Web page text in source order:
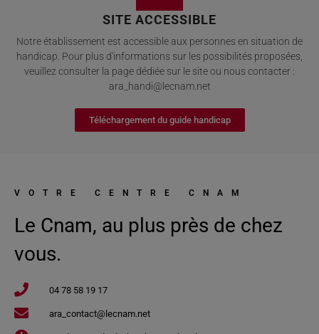
SITE ACCESSIBLE
Notre établissement est accessible aux personnes en situation de
handicap. Pour plus d'informations sur les possibilités proposées,
veuillez consulter la page dédiée sur le site ou nous contacter :
ara_handi@lecnam.net
Téléchargement du guide handicap
VOTRE CENTRE CNAM
Le Cnam, au plus près de chez
vous.
04 78 58 19 17​
ara_contact@lecnam.net